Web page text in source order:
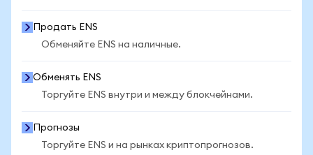
Продать ENS
Обменяйте ENS на наличные.
Обменять ENS
Торгуйте ENS внутри и между блокчейнами.
Прогнозы
Торгуйте ENS и на рынках криптопрогнозов.